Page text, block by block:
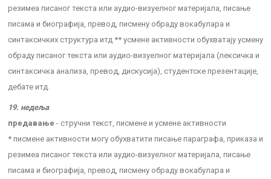
резимеа писаног текста или аудио-визуелног материјала, писање
писама и биографија, превод, писмену обраду вокабулара и
синтаксичких структура итд ** усмене активности обухватају усмену
обраду писаног текста или аудио-визуелног материјала (лексичка и
синтаксичка анализа, превод, дискусија), студентске презентације,
дебате итд.
19. недеља
предавање - стручни текст, писмене и усмене активности
* писмене активности могу обухватити писање параграфа, приказа и
резимеа писаног текста или аудио-визуелног материјала, писање
писама и биографија, превод, писмену обраду вокабулара и